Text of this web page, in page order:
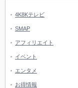
4K8Kテレビ
SMAP
アフィリエイト
イベント
エンタメ
お得情報